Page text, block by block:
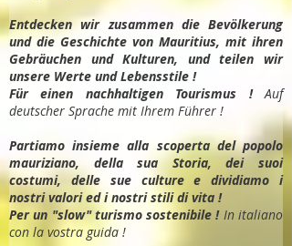
Entdecken wir zusammen die Bevölkerung
und die Geschichte von Mauritius, mit ihren
Gebräuchen und Kulturen, und teilen wir
unsere Werte und Lebensstile !
Für einen nachhaltigen Tourismus !Auf
deutscher Sprache mit Ihrem Führer !
Partiamo insieme alla scoperta del popolo
mauriziano, della sua Storia, dei suoi
costumi, delle sue culture e dividiamo i
nostri valori ed i nostri stili di vita !
Per un "slow" turismo sostenibile !In italiano
con la vostra guida !